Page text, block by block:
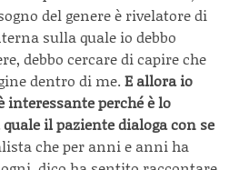
del genere è rivelatore di
sulla quale io debbo
debbo cercare di capire che
dentro di me. E allora io
interessante perché è lo
il paziente dialoga con se
che per anni e anni ha